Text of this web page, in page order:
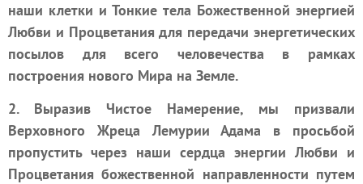
наши клетки и Тонкие тела Божественной энергией
Любви и Процветания для передачи энергетических
посылов для всего человечества в рамках
построения нового Мира на Земле.
2. Выразив Чистое Намерение, мы призвали
Верховного Жреца Лемурии Адама в просьбой
пропустить через наши сердца энергии Любви и
Процветания божественной направленности путем